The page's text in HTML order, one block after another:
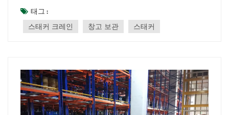
창고와 비교했을 때, 이 선반은 창고의 공간 활용도를 크게
향상시켜 일반적으로 일반 평면 창고의 2~5배까지 활용할
수 있습니다. • 높은...
태그 :
스태커 크레인
창고 보관 스태커